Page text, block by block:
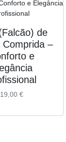
de
Comprida –
e
19,00 €